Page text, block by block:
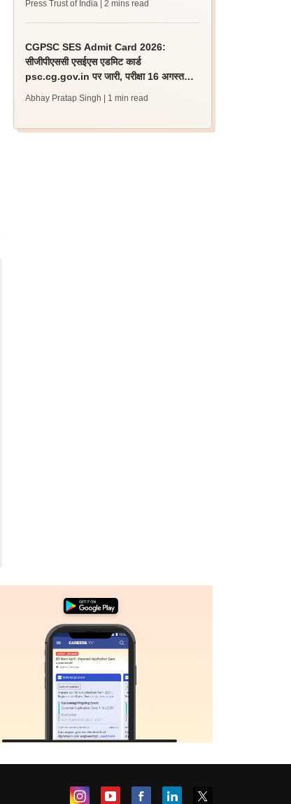
Press Trust of India | 2 mins read
CGPSC SES Admit Card 2026:
सीजीपीएससी एसईएस एडमिट कार्ड
psc.cg.gov.in पर जारी, परीक्षा 16 अगस्त
Abhay Pratap Singh | 1 min read